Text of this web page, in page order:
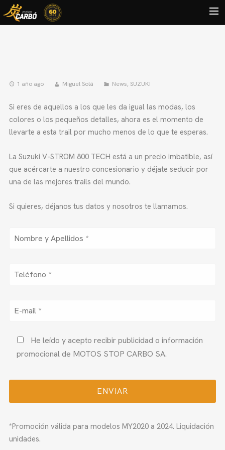
QUIÉNES SOMOS?
CONTACTO
1 año ago Miguel Solá News, SUZUKI
Si eres de aquellos a los que les da igual las modas, los
colores o los pequeños detalles, ahora es el momento de
llevarte a esta trail por mucho menos de lo que te esperas.
La Suzuki V-STROM 800 TECH está a un precio imbatible, así
que acércarte a nuestro concesionario y déjate seducir por
una de las mejores trails del mundo.
Si quieres, déjanos tus datos y nosotros te llamamos.
He leído y acepto recibir publicidad o información
promocional de MOTOS STOP CARBO SA.
*Promoción válida para modelos MY2020 a 2024. Liquidación
unidades.